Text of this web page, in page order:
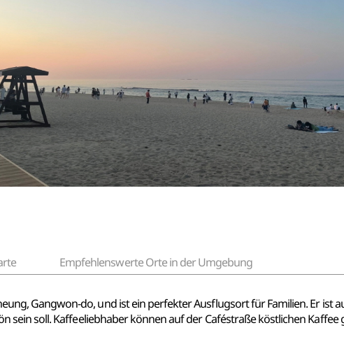
Empfehlenswerte Orte in der Umgebung
Gangwon-do, und ist ein perfekter Ausflugsort für Familien. Er ist
sein soll. Kaffeeliebhaber können auf der Caféstraße köstlichen Kaffee